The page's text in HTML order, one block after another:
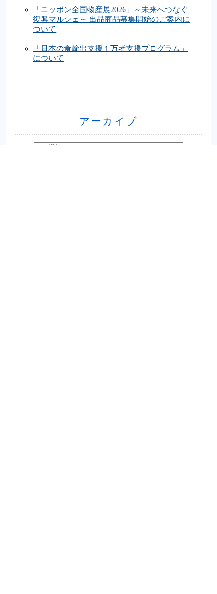
「ニッポン全国物産展2026」～未来へつなぐ
復興マルシェ～ 出品商品募集開始のご案内に
ついて
「日本の食輸出支援１万者支援プログラム」
について
アーカイブ